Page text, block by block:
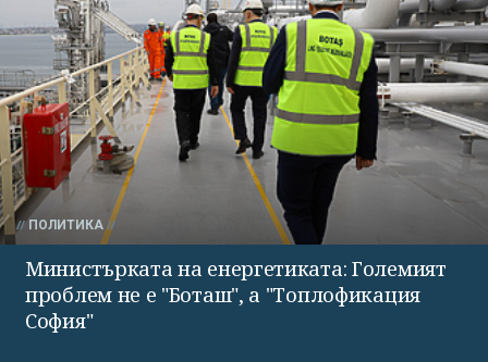
ПОЛИТИКА
Министърката на енергетиката: Големият
проблем не е "Боташ", а "Топлофикация
София"